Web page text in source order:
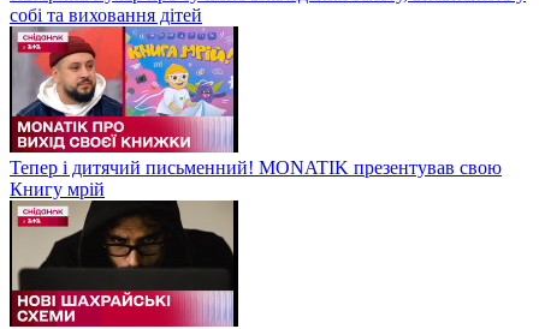
собі та виховання дітей
Тепер і дитячий письменний! MONATIK презентував свою
Книгу мрій